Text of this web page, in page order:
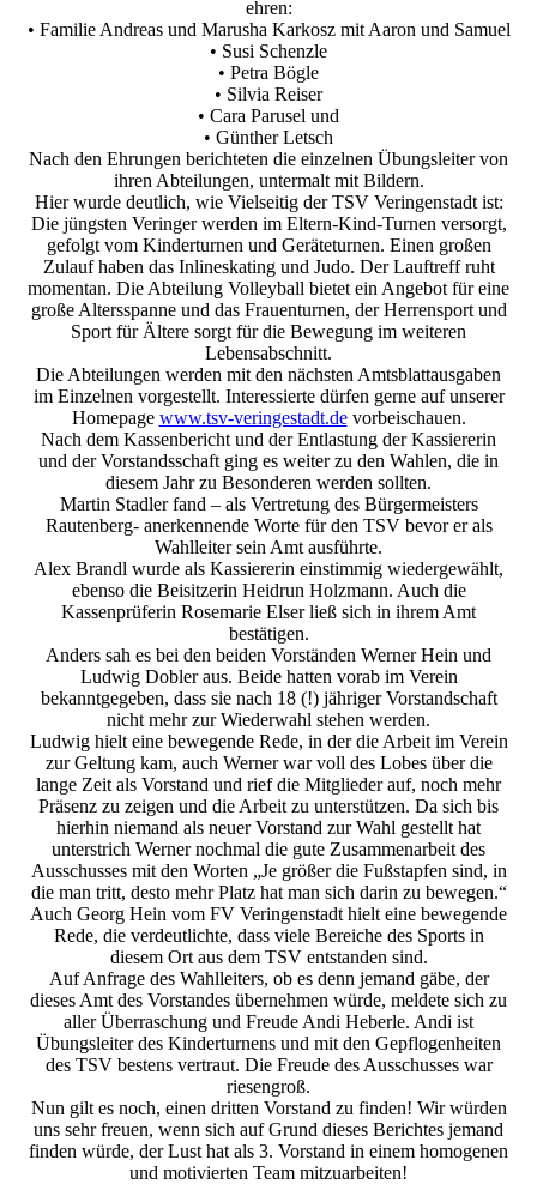
ehren:
• Familie Andreas und Marusha Karkosz mit Aaron und Samuel
• Susi Schenzle
• Petra Bögle
• Silvia Reiser
• Cara Parusel und
• Günther Letsch
Nach den Ehrungen berichteten die einzelnen Übungsleiter von
ihren Abteilungen, untermalt mit Bildern.
Hier wurde deutlich, wie Vielseitig der TSV Veringenstadt ist:
Die jüngsten Veringer werden im Eltern-Kind-Turnen versorgt,
gefolgt vom Kinderturnen und Geräteturnen. Einen großen
Zulauf haben das Inlineskating und Judo. Der Lauftreff ruht
momentan. Die Abteilung Volleyball bietet ein Angebot für eine
große Altersspanne und das Frauenturnen, der Herrensport und
Sport für Ältere sorgt für die Bewegung im weiteren
Lebensabschnitt.
Die Abteilungen werden mit den nächsten Amtsblattausgaben
im Einzelnen vorgestellt. Interessierte dürfen gerne auf unserer
Homepage www.tsv-veringestadt.devorbeischauen.
Nach dem Kassenbericht und der Entlastung der Kassiererin
und der Vorstandsschaft ging es weiter zu den Wahlen, die in
diesem Jahr zu Besonderen werden sollten.
Martin Stadler fand – als Vertretung des Bürgermeisters
Rautenberg- anerkennende Worte für den TSV bevor er als
Wahlleiter sein Amt ausführte.
Alex Brandl wurde als Kassiererin einstimmig wiedergewählt,
ebenso die Beisitzerin Heidrun Holzmann. Auch die
Kassenprüferin Rosemarie Elser ließ sich in ihrem Amt
bestätigen.
Anders sah es bei den beiden Vorständen Werner Hein und
Ludwig Dobler aus. Beide hatten vorab im Verein
bekanntgegeben, dass sie nach 18 (!) jähriger Vorstandschaft
nicht mehr zur Wiederwahl stehen werden.
Ludwig hielt eine bewegende Rede, in der die Arbeit im Verein
zur Geltung kam, auch Werner war voll des Lobes über die
lange Zeit als Vorstand und rief die Mitglieder auf, noch mehr
Präsenz zu zeigen und die Arbeit zu unterstützen. Da sich bis
hierhin niemand als neuer Vorstand zur Wahl gestellt hat
unterstrich Werner nochmal die gute Zusammenarbeit des
Ausschusses mit den Worten „Je größer die Fußstapfen sind, in
die man tritt, desto mehr Platz hat man sich darin zu bewegen.“
Auch Georg Hein vom FV Veringenstadt hielt eine bewegende
Rede, die verdeutlichte, dass viele Bereiche des Sports in
diesem Ort aus dem TSV entstanden sind.
Auf Anfrage des Wahlleiters, ob es denn jemand gäbe, der
dieses Amt des Vorstandes übernehmen würde, meldete sich zu
aller Überraschung und Freude Andi Heberle. Andi ist
Übungsleiter des Kinderturnens und mit den Gepflogenheiten
des TSV bestens vertraut. Die Freude des Ausschusses war
riesengroß.
Nun gilt es noch, einen dritten Vorstand zu finden! Wir würden
uns sehr freuen, wenn sich auf Grund dieses Berichtes jemand
finden würde, der Lust hat als 3. Vorstand in einem homogenen
und motivierten Team mitzuarbeiten!